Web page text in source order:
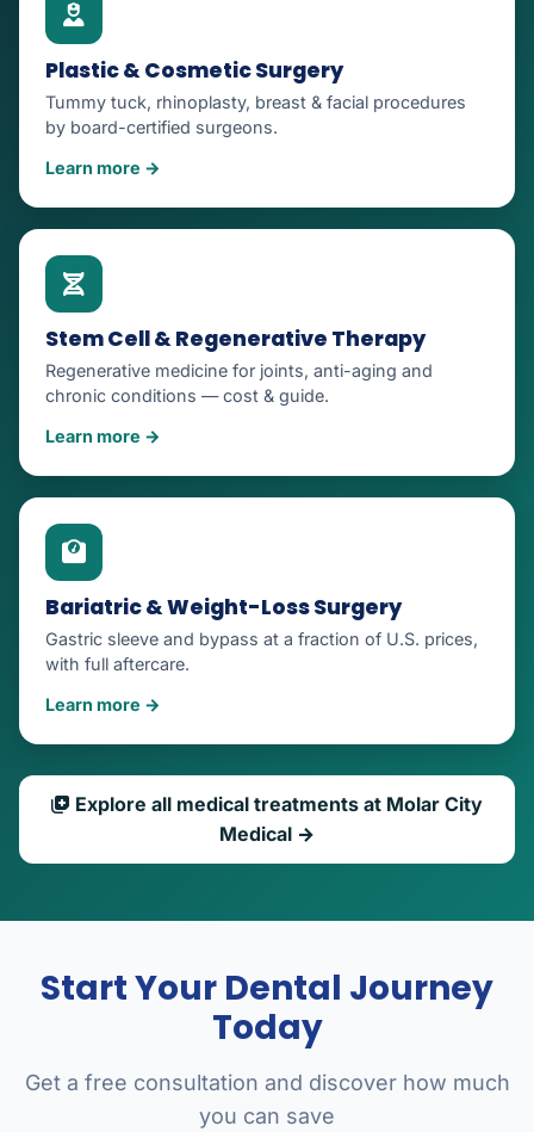
Plastic & Cosmetic Surgery
Tummy tuck, rhinoplasty, breast & facial procedures
by board-certified surgeons.
Learn more →
Stem Cell & Regenerative Therapy
Regenerative medicine for joints, anti-aging and
chronic conditions — cost & guide.
Learn more →
Bariatric & Weight-Loss Surgery
Gastric sleeve and bypass at a fraction of U.S. prices,
with full aftercare.
Learn more →
Explore all medical treatments at Molar City
Medical →
Start Your Dental Journey
Today
Get a free consultation and discover how much
you can save